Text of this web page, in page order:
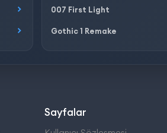
007 First Light
Gothic 1 Remake
Sayfalar